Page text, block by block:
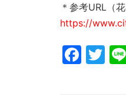
＊参考URL（
https://